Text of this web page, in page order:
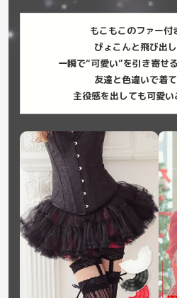
もこもこのファー付
ぴょこんと飛び出
一瞬で“可愛い”を引き寄せ
友達と色違いで着
主役感を出しても可愛